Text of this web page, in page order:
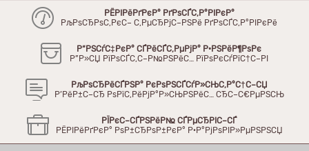
РЁРІРёРґРєР° РґРѕСЃС‚Р°РІРєР°
РљРѕСЂРѕС‚РєС– С‚РµСЂРјС–РЅРё РґРѕСЃС‚Р°РІРєРё
Р“РЅСѓС‡РєР° СЃРёСЃС‚РµРјР° Р·РЅРёР¶РѕРє
Р”Р»СЏ РїРѕСЃС‚С–Р№РЅРёС… РїРѕРєСѓРїС†С–РІ
РљРѕСЂРёСЃРЅР° РєРѕРЅСЃСѓР»СЊС‚Р°С†С–СЏ
Р’РёР±С–СЂ РѕРїС‚РёРјР°Р»СЊРЅРёС… СЂС–С€РµРЅСЊ
РЇРєС–СЃРЅРёР№ СЃРµСЂРІС–СЃ
РЁРІРёРґРєР° РѕР±СЂРѕР±РєР° Р·Р°РјРѕРІР»РµРЅРЅСЏ